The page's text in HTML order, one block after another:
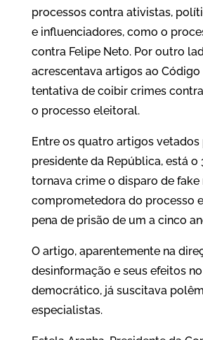
processos contra ativistas,
e influenciadores, como o
contra Felipe Neto. Por outro
acrescentava artigos ao Código
tentativa de coibir crimes
o processo eleitoral.
Entre os quatro artigos vetados
presidente da República, está o
tornava crime o disparo de fake
comprometedora do processo
pena de prisão de um a cinco
O artigo, aparentemente na
desinformação e seus efeitos
democrático, já suscitava
especialistas.